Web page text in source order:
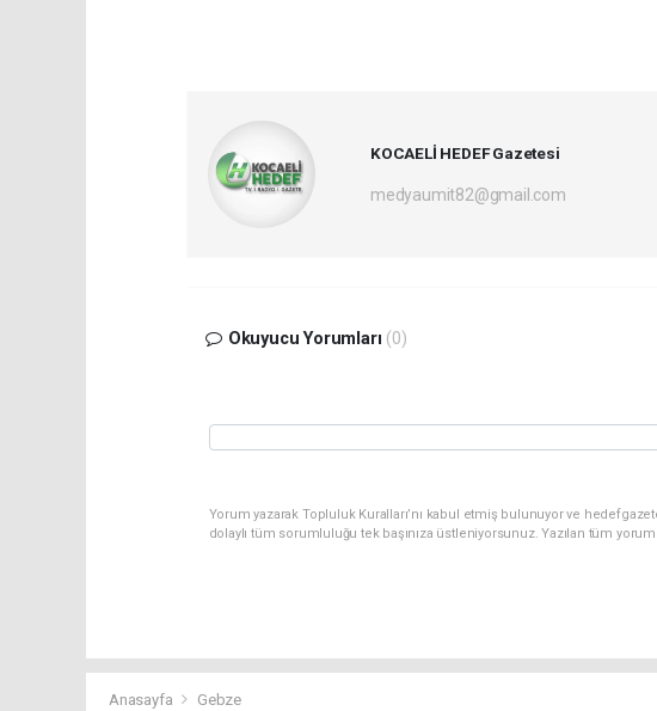
KOCAELİ HEDEF Gazetesi
medyaumit82@gmail.com
Okuyucu Yorumları (0)
Yorum yazarak Topluluk Kuralları’nı kabul etmiş bulunuyor ve
dolaylı tüm sorumluluğu tek başınıza üstleniyorsunuz. Yazılan tüm
Anasayfa Gebze